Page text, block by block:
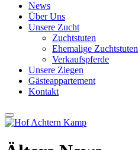
News
Über Uns
Unsere Zucht
Zuchtstuten
Ehemalige Zuchtstuten
Verkaufspferde
Unsere Ziegen
Gästeappartement
Kontakt